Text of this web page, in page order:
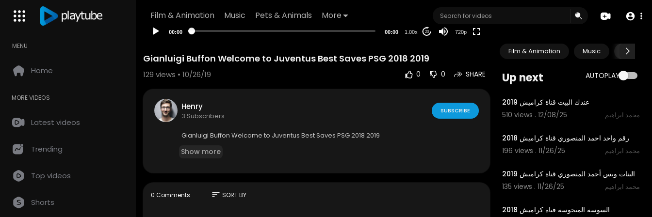
Film & Animation Music Pets & Animals More
MENU
Home
MORE VIDEOS
Latest videos
Trending
Top videos
Shorts
00:00 00:00 1.00x 20 720p
Film & Animation Music Pets &
Up next AUTOPLAY
عندك البيت قناة كراميش 2019
510 views . 12/08/25
محمد ابراهيم
رقم واحد احمد المنصوري قناة كراميش 2018
196 views . 11/26/25
محمد ابراهيم
البنات وبس أحمد المنصوري قناة كراميش 2019
135 views . 11/26/25
محمد ابراهيم
السوسة المنحوسة قناة كراميش 2018
Gianluigi Buffon Welcome to Juventus Best Saves PSG 2018 2019
129 views • 10/26/19 0 0 SHARE
Henry
3 Subscribers
SUBSCRIBE
Gianluigi Buffon Welcome to Juventus Best Saves PSG 2018 2019
Show more
0 Comments sort SORT BY